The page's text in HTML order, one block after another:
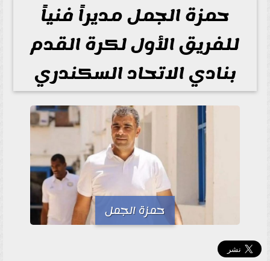
حمزة الجمل مديراً فنياً
للفريق الأول لكرة القدم
بنادي الاتحاد السكندري
حمزة الجمل